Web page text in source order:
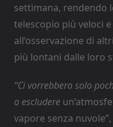
settimana, rendendo
telescopio più veloci
all’osservazione di
più lontani dalle loro
“Ci vorrebbero solo
o escludere
vapore senza